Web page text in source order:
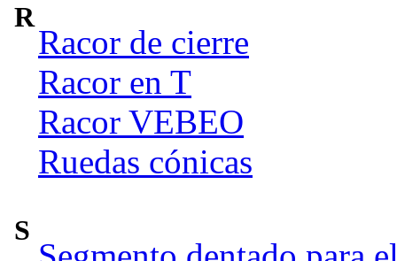
R
Racor de cierre
Racor en T
Racor VEBEO
Ruedas cónicas
S